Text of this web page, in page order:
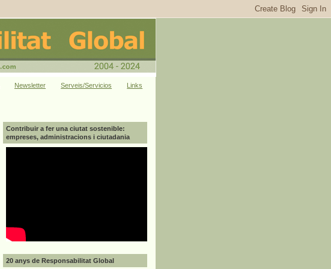
Newsletter Serveis/Servicios Links
Contribuir a fer una ciutat sostenible:
empreses, administracions i ciutadania
20 anys de Responsabilitat Global